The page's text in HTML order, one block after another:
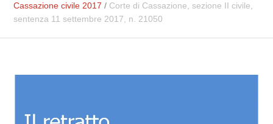
Cassazione civile 2017 / Corte di Cassazione, sezione II civile,
sentenza 11 settembre 2017, n. 21050